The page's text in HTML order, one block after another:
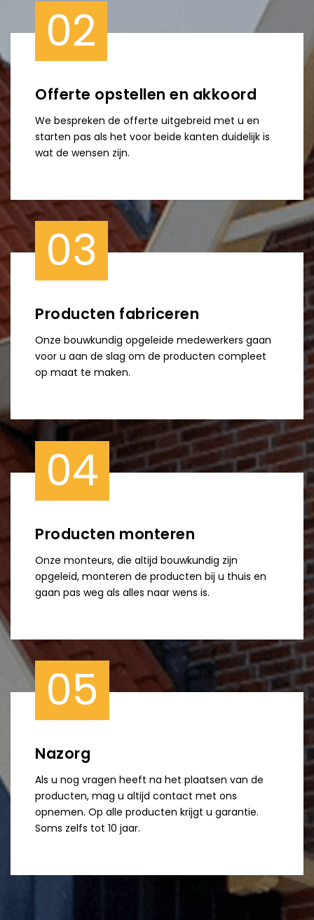
02
Offerte opstellen en akkoord
We bespreken de offerte uitgebreid met u en
starten pas als het voor beide kanten duidelijk is
wat de wensen zijn.
03
Producten fabriceren
Onze bouwkundig opgeleide medewerkers gaan
voor u aan de slag om de producten compleet
op maat te maken.
04
Producten monteren
Onze monteurs, die altijd bouwkundig zijn
opgeleid, monteren de producten bij u thuis en
gaan pas weg als alles naar wens is.
05
Nazorg
Als u nog vragen heeft na het plaatsen van de
producten, mag u altijd contact met ons
opnemen. Op alle producten krijgt u garantie.
Soms zelfs tot 10 jaar.